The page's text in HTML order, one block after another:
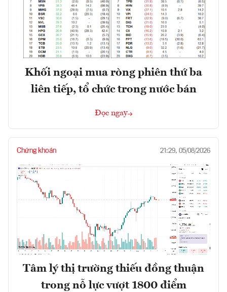
Khối ngoại mua ròng phiên thứ ba
liên tiếp, tổ chức trong nước bán
Đọc ngay
Chứng khoán 21:29, 05/08/2026
Tâm lý thị trường thiếu đồng thuận
trong nỗ lực vượt 1800 điểm